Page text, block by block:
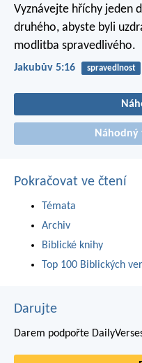
Vyznávejte hříchy jeden
druhého, abyste byli
modlitba spravedlivého.
Jakubův 5:16 spravedlnost
Náhodný
Pokračovat ve čtení
Témata
Archiv
Biblické knihy
Top 100 Biblických
Darujte
Darem podpořte